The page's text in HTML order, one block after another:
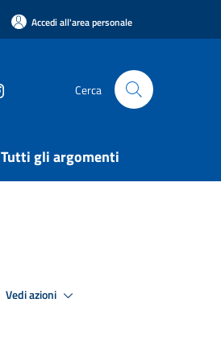
Accedi all'area personale
Cerca
Tutti gli argomenti
Vedi azioni